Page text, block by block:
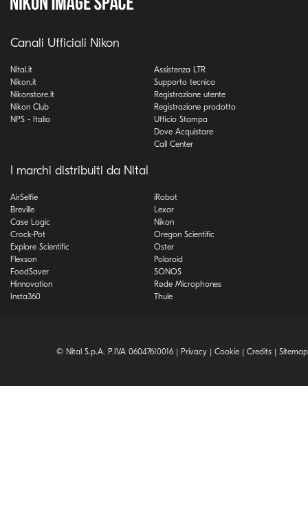
Canali Ufficiali Nikon
Nital.it
Nikon.it
Nikonstore.it
Nikon Club
NPS - Italia
Assistenza LTR
Supporto tecnico
Registrazione utente
Registrazione prodotto
Ufficio Stampa
Dove Acquistare
Call Center
I marchi distribuiti da Nital
AirSelfie
Breville
Case Logic
Crock-Pot
Explore Scientific
Flexson
FoodSaver
Hinnovation
Insta360
iRobot
Lexar
Nikon
Oregon Scientific
Oster
Polaroid
SONOS
Røde Microphones
Thule
© Nital S.p.A. P.IVA 06047610016 | Privacy | Cookie | Credits | Sitemap